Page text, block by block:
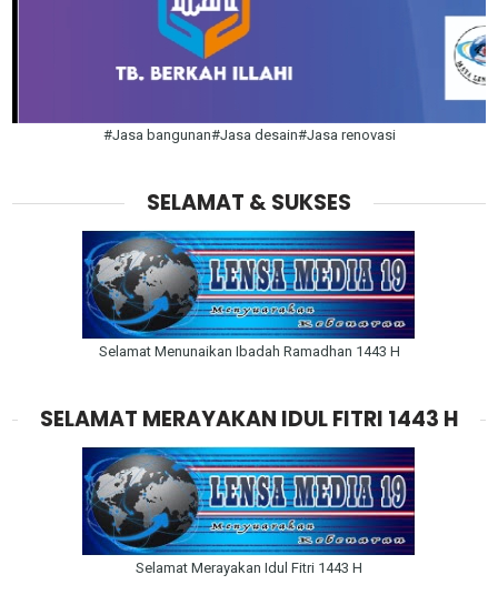
#Jasa bangunan#Jasa desain#Jasa renovasi
SELAMAT & SUKSES
Selamat Menunaikan Ibadah Ramadhan 1443 H
SELAMAT MERAYAKAN IDUL FITRI 1443 H
Selamat Merayakan Idul Fitri 1443 H